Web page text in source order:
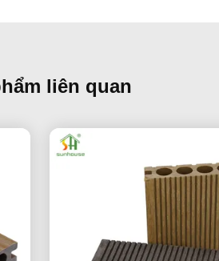
liên quan